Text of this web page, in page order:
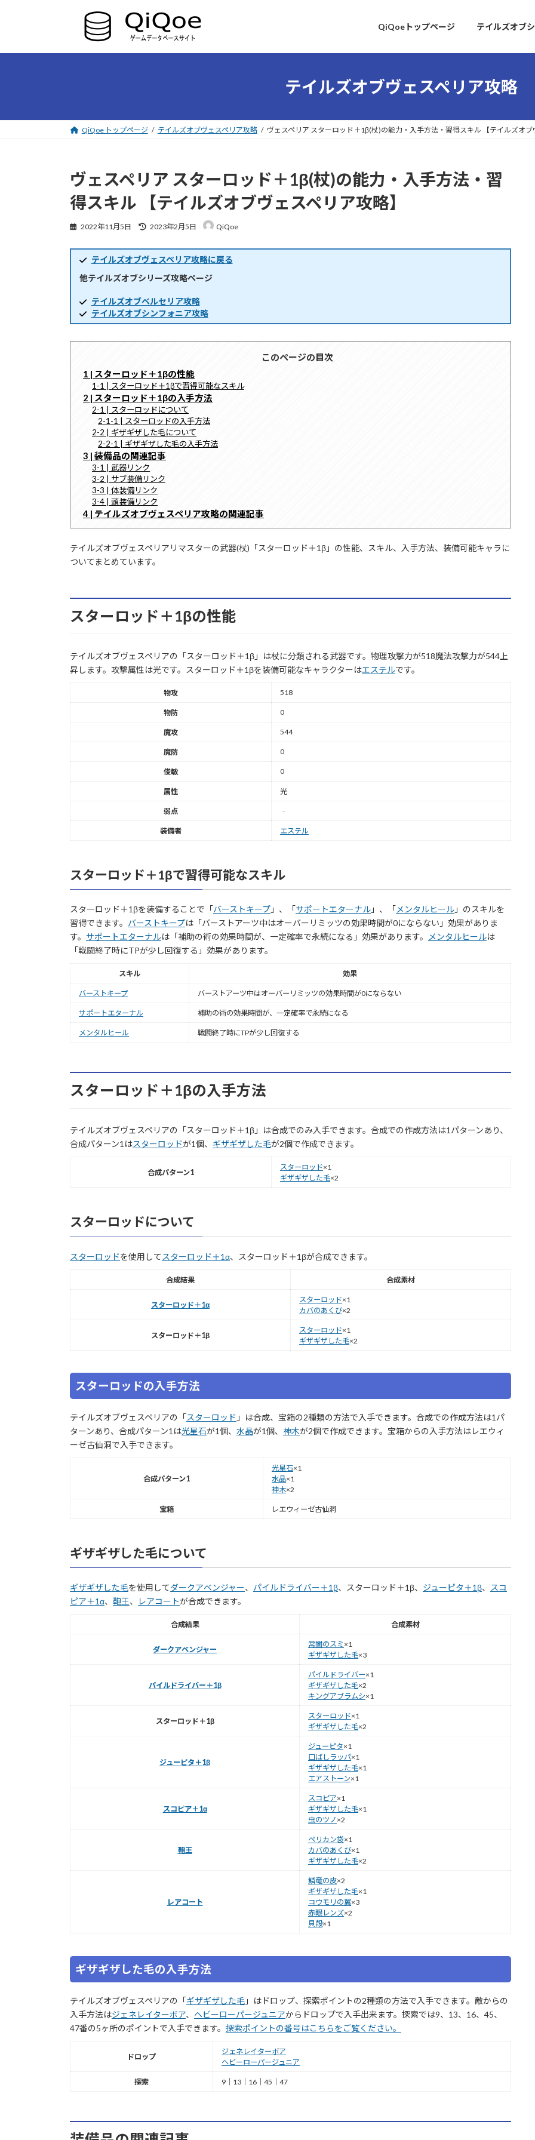
ツ
シ
QiQoeトップページ テイルズオブ
テイルズオブヴェスペリア攻略
QiQoe トップページ テイルズオブヴェスペリア攻略 ヴェスペリア スターロッド＋1β(杖)の能力・入手方法・習得スキル 【テイルズオブ
ヴェスペリア スターロッド＋1β(杖)の能力・入手方法・習
得スキル 【テイルズオブヴェスペリア攻略】
2022年11月5日
最
新
日
時
2023年2月5日 QiQoe
テイルズオブヴェスペリア攻略に戻る
他テイルズオブシリーズ攻略ページ
テイルズオブベルセリア攻略
テイルズオブシンフォニア攻略
このページの目次
1 | スターロッド＋1βの性能
1-1 | スターロッド＋1βで習得可能なスキル
2 | スターロッド＋1βの入手方法
2-1 | スターロッドについて
2-1-1 | スターロッドの入手方法
2-2 | ギザギザした毛について
2-2-1 | ギザギザした毛の入手方法
3 | 装備品の関連記事
3-1 | 武器リンク
3-2 | サブ装備リンク
3-3 | 体装備リンク
3-4 | 頭装備リンク
4 | テイルズオブヴェスペリア攻略の関連記事
テイルズオブヴェスペリアリマスターの武器(杖)「スターロッド＋1β」の性能、スキル、入手方法、装備可能キャラに
ついてまとめています。
スターロッド＋1βの性能
テイルズオブヴェスペリアの「スターロッド＋1β」は杖に分類される武器です。物理攻撃力が518魔法攻撃力が544上
昇します。攻撃属性は光です。スターロッド＋1βを装備可能なキャラクターはエステルです。
物攻 518
物防 0
魔攻 544
魔防 0
俊敏 0
属性 光
弱点 ‐
装備者 エステル
スターロッド＋1βで習得可能なスキル
スターロッド＋1βを装備することで「バーストキープ 」、「サポートエターナル 」、「メンタルヒール 」のスキルを
習得できます。 バーストキープは「バーストアーツ中はオーバーリミッツの効果時間が0にならない」効果がありま
す。 サポートエターナルは「補助の術の効果時間が、一定確率で永続になる」効果があります。 メンタルヒールは
「戦闘終了時にTPが少し回復する」効果があります。
スキル 効果
バーストキープ バーストアーツ中はオーバーリミッツの効果時間が0にならない
サポートエターナル 補助の術の効果時間が、一定確率で永続になる
メンタルヒール 戦闘終了時にTPが少し回復する
スターロッド＋1βの入手方法
テイルズオブヴェスペリアの「スターロッド＋1β」は合成でのみ入手できます。合成での作成方法は1パターンあり、
合成パターン1はスターロッドが1個、 ギザギザした毛が2個で作成できます。
合成パターン1
スターロッド×1
ギザギザした毛×2
スターロッドについて
スターロッドを使用して スターロッド＋1α、スターロッド＋1βが合成できます。
合成結果 合成素材
スターロッド＋1α
スターロッド×1
カバのあくび×2
スターロッド＋1β
スターロッド×1
ギザギザした毛×2
スターロッドの入手方法
テイルズオブヴェスペリアの「スターロッド 」は合成、宝箱の2種類の方法で入手できます。合成での作成方法は1パ
ターンあり、合成パターン1は光星石が1個、 水晶が1個、 神木が2個で作成できます。宝箱からの入手方法はレエウィ
ーゼ古仙洞で入手できます。
合成パターン1
光星石×1
水晶×1
神木×2
宝箱 レエウィーゼ古仙洞
ギザギザした毛について
ギザギザした毛を使用してダークアベンジャー、 パイルドライバー＋1β、スターロッド＋1β、 ジューピタ＋1β、 スコ
ピア＋1α、 鞄王、 レアコートが合成できます。
合成結果 合成素材
ダークアベンジャー
常闇のスミ ×1
ギザギザした毛×3
パイルドライバー＋1β
パイルドライバー×1
ギザギザした毛×2
キングアブラムシ×1
スターロッド＋1β
スターロッド×1
ギザギザした毛×2
ジューピタ＋1β
ジューピタ×1
口ばしラッパ×1
ギザギザした毛×1
エアストーン×1
スコピア＋1α
スコピア×1
ギザギザした毛×1
虫のツノ ×2
鞄王
ペリカン袋×1
カバのあくび×1
ギザギザした毛×2
レアコート
鱗竜の皮×2
ギザギザした毛×1
コウモリの翼×3
赤眼レンズ×2
貝殻×1
ギザギザした毛の入手方法
テイルズオブヴェスペリアの「ギザギザした毛 」はドロップ、探索ポイントの2種類の方法で入手できます。敵からの
入手方法はジェネレイターボア、 ヘビーローパージュニアからドロップで入手出来ます。探索では9、13、16、45、
47番の5ヶ所のポイントで入手できます。 探索ポイントの番号はこちらをご覧ください。
ドロップ
ジェネレイターボア
ヘビーローパージュニア
探索 9｜13｜16｜45｜47